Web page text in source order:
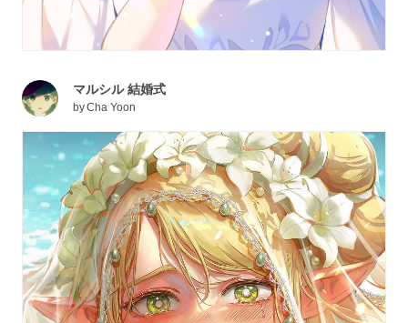
マルシル 結婚式
byCha Yoon